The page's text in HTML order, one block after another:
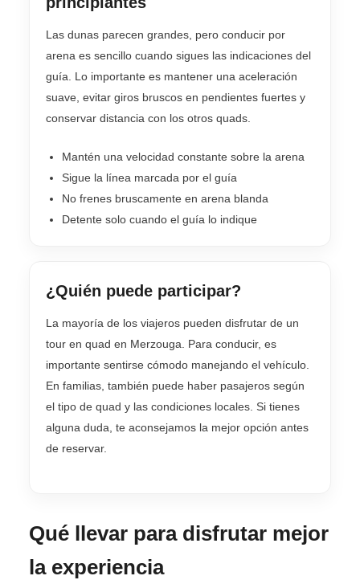
Las dunas parecen grandes, pero conducir por
arena es sencillo cuando sigues las indicaciones del
guía. Lo importante es mantener una aceleración
suave, evitar giros bruscos en pendientes fuertes y
conservar distancia con los otros quads.
Mantén una velocidad constante sobre la arena
Sigue la línea marcada por el guía
No frenes bruscamente en arena blanda
Detente solo cuando el guía lo indique
¿Quién puede participar?
La mayoría de los viajeros pueden disfrutar de un
tour en quad en Merzouga. Para conducir, es
importante sentirse cómodo manejando el vehículo.
En familias, también puede haber pasajeros según
el tipo de quad y las condiciones locales. Si tienes
alguna duda, te aconsejamos la mejor opción antes
de reservar.
Qué llevar para disfrutar mejor
la experiencia